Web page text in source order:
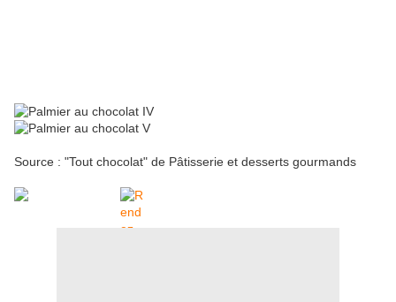
Source : "Tout chocolat" de Pâtisserie et desserts gourmands